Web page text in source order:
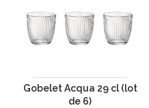
Gobelet Acqua 29 cl (lot
de 6)